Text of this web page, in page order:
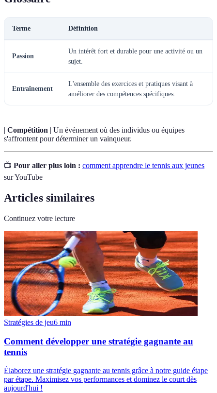
Terme Définition
Passion
Un intérêt fort et durable pour une activité ou un
sujet.
Entraînement
L'ensemble des exercices et pratiques visant à
améliorer des compétences spécifiques.
| Compétition | Un événement où des individus ou équipes
s'affrontent pour déterminer un vainqueur.
📺 Pour aller plus loin : comment apprendre le tennis aux jeunes
sur YouTube
Articles similaires
Continuez votre lecture
Stratégies de jeu6 min
Comment développer une stratégie gagnante au
tennis
Élaborez une stratégie gagnante au tennis grâce à notre guide étape
par étape. Maximisez vos performances et dominez le court dès
aujourd'hui !